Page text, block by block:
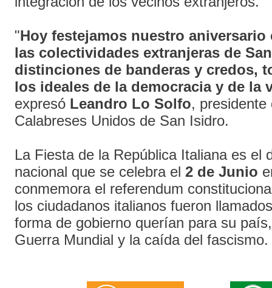
"Hoy festejamos nuestro aniversario
las colectividades extranjeras de
distinciones de banderas y credos,
los ideales de la democracia y de la
expresó Leandro Lo Solfo, presidente
Calabreses Unidos de San Isidro.
La Fiesta de la República Italiana es el
nacional que se celebra el 2 de Junio
conmemora el referendum
los ciudadanos italianos fueron
forma de gobierno querían para su
Guerra Mundial y la caída del fascismo.